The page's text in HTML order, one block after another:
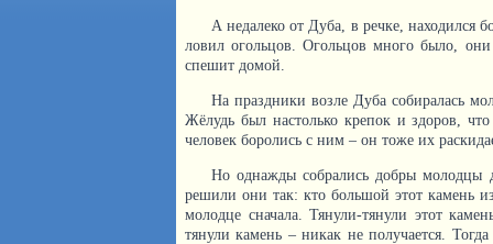
А недалеко от Дуба, в речке, находился
ловил огольцов. Огольцов много было,
спешит домой.
На праздники возле Дуба собиралась
Жёлудь был настолько крепок и здоров,
человек боролись с ним – он тоже их
Но однажды собрались добры молодцы
решили они так: кто большой этот камень
молодце сначала. Тянули-тянули этот
тянули камень – никак не получается.